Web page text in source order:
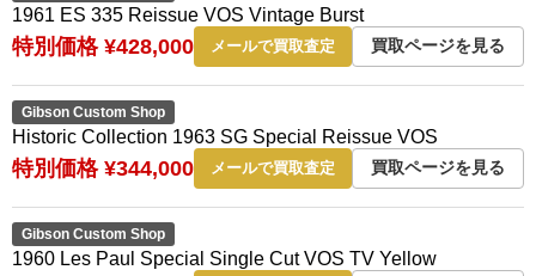
1961 ES 335 Reissue VOS Vintage Burst
特別価格 ¥428,000 メールで買取査定 買取ページを見る
Gibson Custom Shop
Historic Collection 1963 SG Special Reissue VOS
特別価格 ¥344,000 メールで買取査定 買取ページを見る
Gibson Custom Shop
1960 Les Paul Special Single Cut VOS TV Yellow